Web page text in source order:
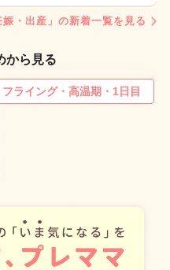
娠・出産」の新着一覧を見る
から見る
フライング・高温期・1日目